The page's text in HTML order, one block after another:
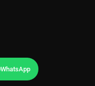
WhatsApp